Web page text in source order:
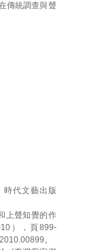
傳統調查與聲
時代文藝出版
上聲知覺的作
），頁899-
。